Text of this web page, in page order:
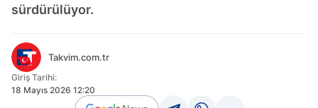
sürdürülüyor.
Takvim.com.tr
Giriş Tarihi:
18 Mayıs 2026 12:20